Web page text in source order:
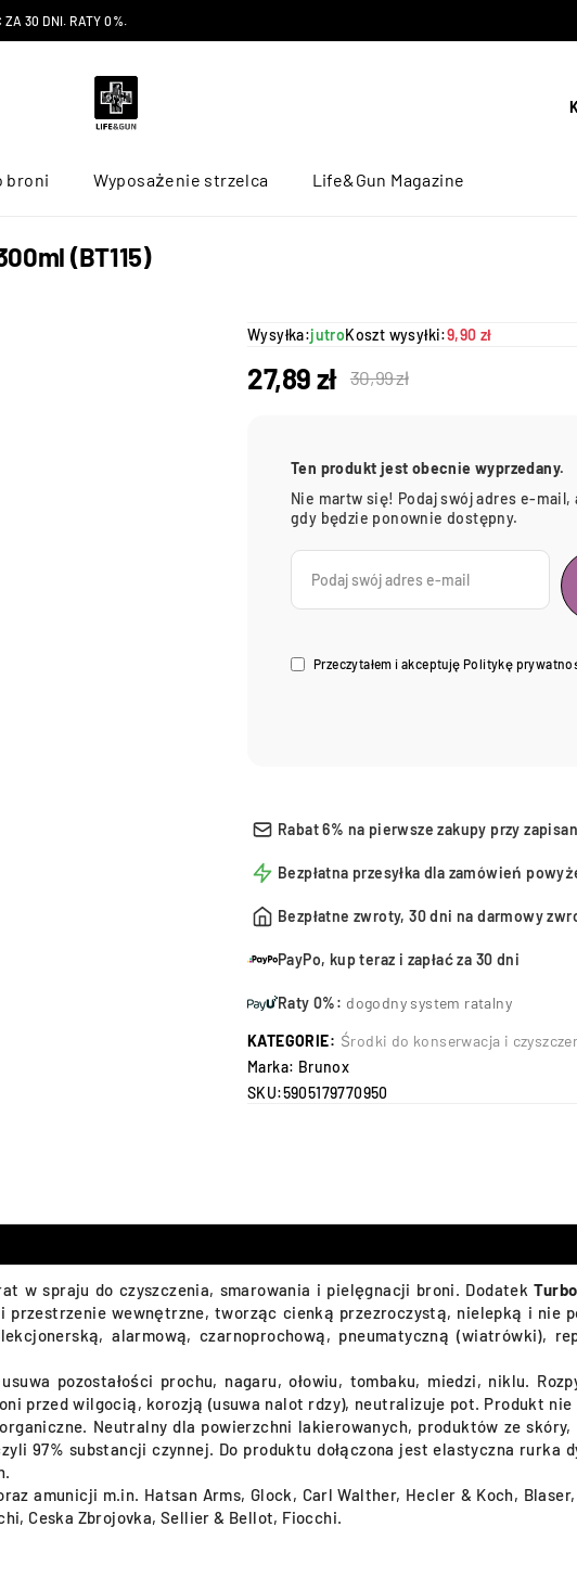
30 DNI. RATY 0%.
broni Wyposażenie strzelca Life&Gun Magazine
(BT115)
Wysyłka:jutroKoszt wysyłki:9,90 zł
30,99zł
27,89zł
Ten produkt jest obecnie wyprzedany.
Nie martw się! Podaj swój adres e-mail,
gdy będzie ponownie dostępny.
Przeczytałem i akceptuję Politykę
Rabat 6% na pierwsze zakupy przy
Bezpłatna przesyłka dla zamówień
Bezpłatne zwroty, 30 dni na darmowy
PayPo, kup teraz i zapłać za 30 dni
Raty 0%: dogodny system ratalny
KATEGORIE: Środki do konserwacja i
Marka: Brunox
SKU:5905179770950
w spraju do czyszczenia, smarowania i pielęgnacji broni. Dodatek
przestrzenie wewnętrzne, tworząc cienką przezroczystą, nielepką i nie
alarmową, czarnoprochową, pneumatyczną (wiatrówki),
pozostałości prochu, nagaru, ołowiu, tombaku, miedzi, niklu.
przed wilgocią, korozją (usuwa nalot rdzy), neutralizuje pot. Produkt
Neutralny dla powierzchni lakierowanych, produktów ze
97% substancji czynnej. Do produktu dołączona jest elastyczna rurka
amunicji m.in. Hatsan Arms, Glock, Carl Walther, Hecler & Koch,
Ceska Zbrojovka, Sellier & Bellot, Fiocchi.